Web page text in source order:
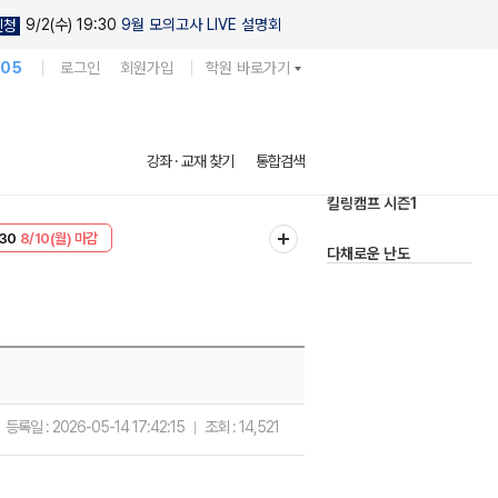
청 9/2(수) 19:30 9월 모의고사 LIVE 설명회
로그인 회원가입 학원 바로가기
강좌 · 교재 찾기 통합검색
8/10(월) 마감
실전 모의고사
등록일 : 2026-05-14 17:42:15 조회 :14,521